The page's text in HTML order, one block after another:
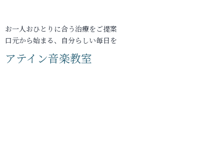
お一人おひとりに合う治療をご提案
口元から始まる、自分らしい毎日を
アテイン音楽教室